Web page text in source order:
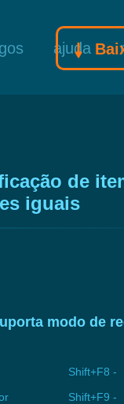
ajudaBaixe
de
iguais
modo de
Shift+F8
Shift+F9